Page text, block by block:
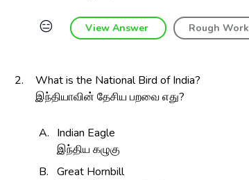
😑 View Answer Rough Work
2.
What is the National Bird of India?
இந்தியாவின் தேசிய பறவை எது?
A. Indian Eagle
இந்திய கழுகு
B.
Great Hornbill